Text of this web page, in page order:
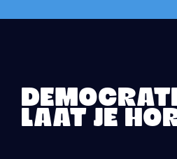
LAAT JE